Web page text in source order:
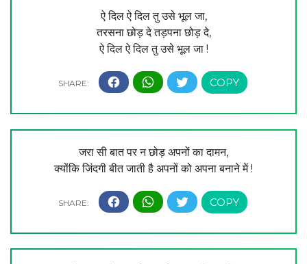
ऐ दिल ऐ दिल तु उसे भूल जा,
तरसना छोड़ दे तड़पना छोड़ दे,
ऐ दिल ऐ दिल तु उसे भूल जा !
जरा सी बात पर न छोड़ अपनों का दामन,
क्योंकि जिंदगी बीत जाती है अपनों को अपना बनाने में !